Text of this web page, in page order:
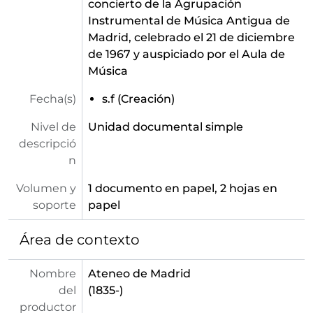
[Unidad documental simple] 28 - Invitación y programa para el concierto ofrecido por el Cuarteto Clásico de la RTV, celebrado el 17 de mayo de 1967 y auspiciado por el Aula de Música
[Unidad documental simple] 29 - Invitación para la sesión inaugural del curso 1966-1967 del Aula de Poesía ofrecida por Federico Muelas, celebrada el 3 de noviembre de 1966
[Unidad documental simple] 30 - Invitación para el recital ofrecido por José Luis Prado Nogueira, celebrada el 10 de noviembre de 1966 y auspiciado por el Aula de Poesía
[Unidad documental simple] 31 - Invitación para el recital ofrecido por José María Alonso Gamo, celebrado el 10 de noviembre de 1966 y auspiciado por el Aula de Poesía
[Unidad documental simple] 33 - Invitación para el recital ofrecido por Evaristo Rivera Chevremont, celebrado el 1 de diciembre de 1966 y auspiciado por el Aula de Poesía
[Unidad documental simple] 35 - Invitación para el recital ofrecido por Miguel Arteche, celebrado el 26 de enero de 1967 y auspiciado por el Aula de Poesía
[Unidad documental simple] 38 - Invitación para el recital ofrecido por José Carlos Gallardo, celebrado el 9 de febrero de 1967 y auspiciado por el Aula de Poesía
[Unidad documental simple] 39 - Invitación para el recital ofrecido por Miguel Fernández, celebrado el 23 de febrero de 1967 y auspiciado por el Aula de Poesía
[Unidad documental simple] 42 - Invitación para el recital ofrecido por Antonio Falcato, celebrado el 30 de marzo de 1967 y auspiciado por el Aula de Poesía
[Unidad documental simple] 44 - Invitación para el recital ofrecido por Andrés Quintanilla Buey, celebrado el 7 de abril de 1967 y auspiciado por el Aula de Poesía
[Unidad documental simple] 45 - Invitación para el recital ofrecido por Jesús Juan Garcés, celebrado el 13 de abril de 1967 y auspiciado por el Aula de Poesía
concierto de la Agrupación
Instrumental de Música Antigua de
Madrid, celebrado el 21 de diciembre
de 1967 y auspiciado por el Aula de
Música
Fecha(s) s.f (Creación)
Nivel de
descripció
n
Unidad documental simple
Volumen y
soporte
1 documento en papel, 2 hojas en
papel
Área de contexto
Nombre
del
productor
Ateneo de Madrid
(1835-)